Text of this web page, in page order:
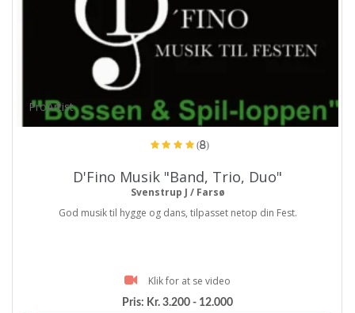
ProArtist
(8)
D'Fino Musik "Band, Trio, Duo"
Svenstrup J / Farsø
God musik til hygge og dans, tilpasset netop din Fest.
Klik for at se video
Pris: Kr. 3.200 - 12.000